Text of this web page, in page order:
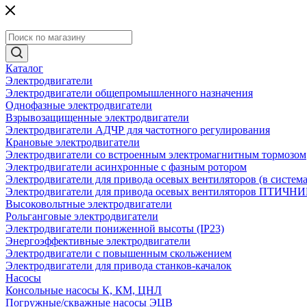
Каталог
Электродвигатели
Электродвигатели общепромышленного назначения
Однофазные электродвигатели
Взрывозащищенные электродвигатели
Электродвигатели АДЧР для частотного регулирования
Крановые электродвигатели
Электродвигатели со встроенным электромагнитным тормозом
Электродвигатели асинхронные с фазным ротором
Электродвигатели для привода осевых вентиляторов (в
Электродвигатели для привода осевых вентиляторов
Высоковольтные электродвигатели
Рольганговые электродвигатели
Электродвигатели пониженной высоты (IP23)
Энергоэффективные электродвигатели
Электродвигатели с повышенным скольжением
Электродвигатели для привода станков-качалок
Насосы
Консольные насосы К, КМ, ЦНЛ
Погружные/скважные насосы ЭЦВ